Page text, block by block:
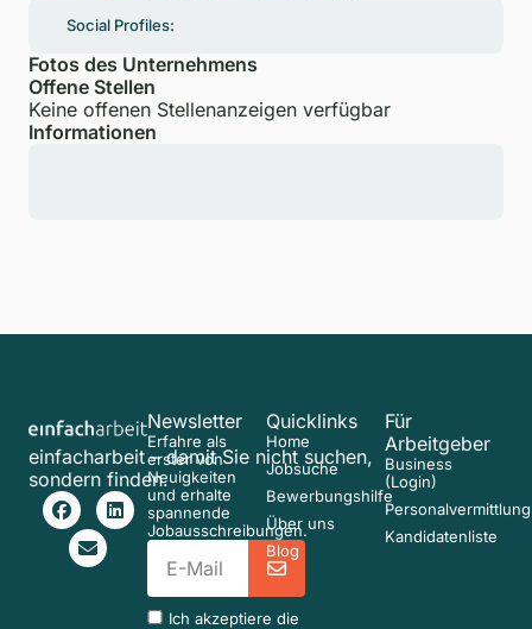
Social Profiles:
Fotos des Unternehmens
Offene Stellen
Keine offenen Stellenanzeigen verfügbar
Informationen
einfacharbeit – damit Sie nicht suchen,
sondern finden.
Quicklinks
Home
Jobsuche
Bewerbungshilfe
Über uns
Blog
Für
Arbeitgeber
Business
(Login)
Personalvermittlung
Kandidatenliste
Newsletter
Erfahre als
erster von
Neuigkeiten
und erhalte
spannende
Jobausschreibungen.
Ich akzeptiere die